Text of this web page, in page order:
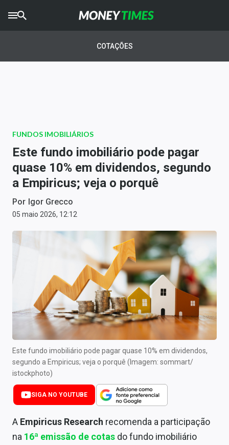
AGROTIMES
Newsletters
Money Trader
Anuncie
Últimas Notícias
Comprar ou vender?
Carteiras Recomendadas
Central de Dividendos
Central de Fundos Imobiliários
Central dos IPOs
Renda Fixa
Finanças Pessoais
Mercados
COTAÇÕES
FUNDOS IMOBILIÁRIOS
Este fundo imobiliário pode pagar
quase 10% em dividendos, segundo
a Empiricus; veja o porquê
Por Igor Grecco
05 maio 2026, 12:12
Este fundo imobiliário pode pagar quase 10% em dividendos,
segundo a Empiricus; veja o porquê (Imagem: sommart/
istockphoto)
SIGA NO YOUTUBE
A Empiricus Research recomenda a participação
na 16ª emissão de cotas do fundo imobiliário